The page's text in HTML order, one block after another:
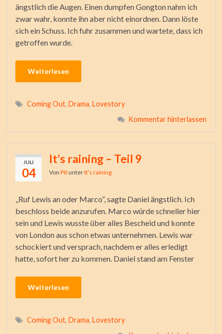
ängstlich die Augen. Einen dumpfen Gongton nahm ich
zwar wahr, konnte ihn aber nicht einordnen. Dann löste
sich ein Schuss. Ich fuhr zusammen und wartete, dass ich
getroffen wurde.
Weiterlesen
Coming Out, Drama, Lovestory
Kommentar hinterlassen
JULI
04
It’s raining – Teil 9
Von PitunterIt’s raining
„Ruf Lewis an oder Marco“, sagte Daniel ängstlich. Ich
beschloss beide anzurufen. Marco würde schneller hier
sein und Lewis wusste über alles Bescheid und konnte
von London aus schon etwas unternehmen. Lewis war
schockiert und versprach, nachdem er alles erledigt
hatte, sofort her zu kommen. Daniel stand am Fenster
Weiterlesen
Coming Out, Drama, Lovestory